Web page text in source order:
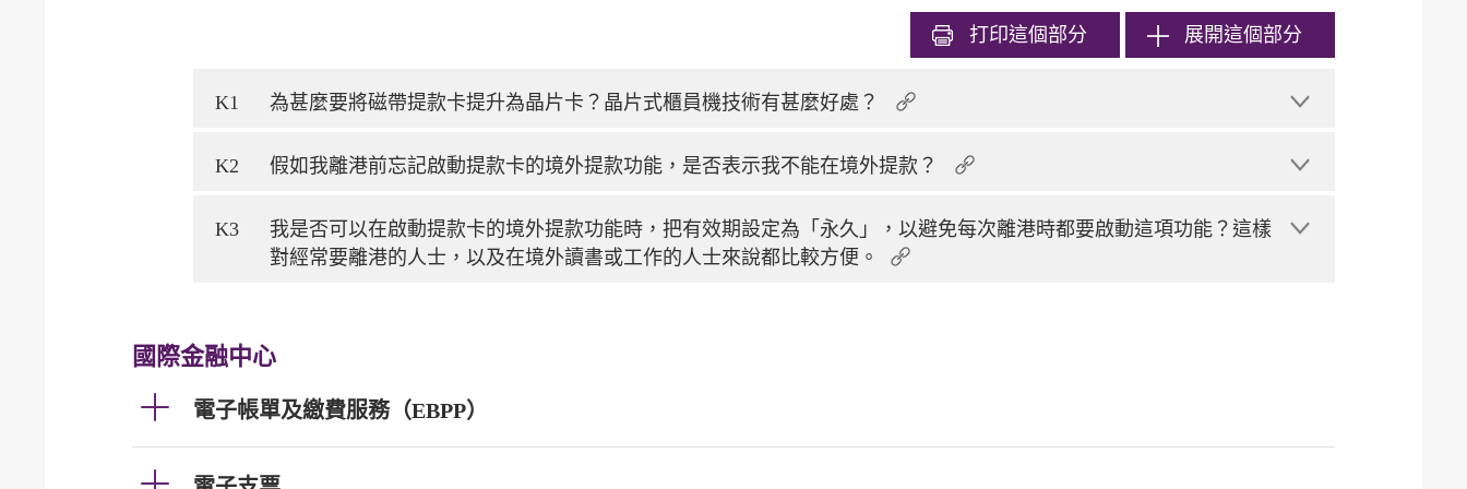
打印這個部分 展開這個部分
K1 為甚麼要將磁帶提款卡提升為晶片卡？晶片式櫃員機技術有甚麼好處？
K2 假如我離港前忘記啟動提款卡的境外提款功能，是否表示我不能在境外提款？
K3
我是否可以在啟動提款卡的境外提款功能時，把有效期設定為「永久」，以避免每次離港時都要啟動這項功能？這樣
對經常要離港的人士，以及在境外讀書或工作的人士來說都比較方便。
國際金融中心
電子帳單及繳費服務（EBPP）